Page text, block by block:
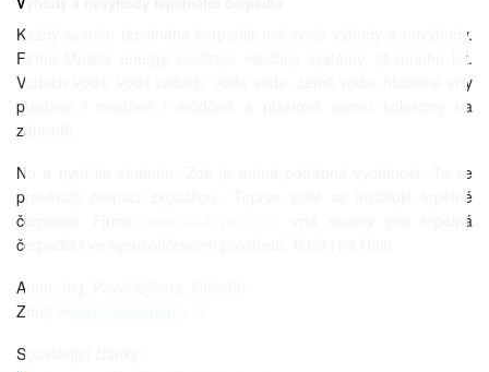
Každý systém tepelného čerpadla má svoje výhody a nevýhody.
Firma Master energy, realizuje všechny systémy, již mnoho let.
Vzduch voda, voda vzduch, voda voda, země voda, hlubinné vrty
plastové i měděné i měděná a plastové zemní kolektory na
zahradě.
No a nyní ke studním. Zde je nutná potřebná vydatnost. Ta se
prověřuje čerpací zkouškou,. Teprve poté se instaluje tepelné
čerpadlo. Firma
vrtá studny pro tepelná
čerpadla i ve vysokohorském prostředí. Vrtali i na Haiti.
Autor: Ing. Pavel Sýkora, Chlaďař
Zdroj:
Související články: